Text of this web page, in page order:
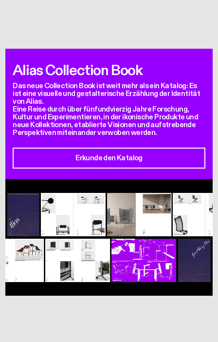
Alias Collection Book
Das neue Collection Book ist weit mehr als ein Katalog: Es
ist eine visuelle und gestalterische Erzählung der Identität
von Alias.
Eine Reise durch über fünfundvierzig Jahre Forschung,
Kultur und Experimentieren, in der ikonische Produkte und
neue Kollektionen, etablierte Visionen und aufstrebende
Perspektiven miteinander verwoben werden.
Erkunde den Katalog